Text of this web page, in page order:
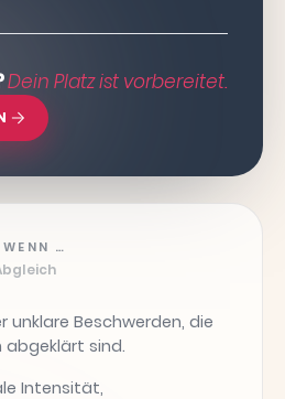
Dein Platz ist vorbereitet.
…
unklare Beschwerden, die
sind.
Intensität,